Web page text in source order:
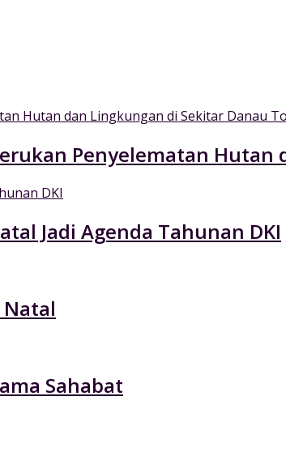
Penyelematan
Jadi Agenda Tahunan DKI
Natal
Sahabat